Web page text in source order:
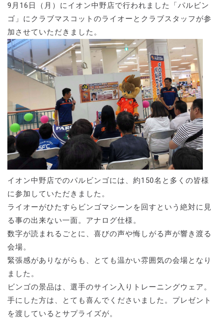
9月16日（月）にイオン中野店で行われました「パルビン
ゴ」にクラブマスコットのライオーとクラブスタッフが参
加させていただきました。
イオン中野店でのパルビンゴには、約150名と多くの皆様
に参加していただきました。
ライオーがひたすらビンゴマシーンを回すという絶対に見
る事の出来ない一面。アナログ仕様。
数字が読まれるごとに、喜びの声や悔しがる声が響き渡る
会場。
緊張感がありながらも、とても温かい雰囲気の会場となり
ました。
ビンゴの景品は、選手のサイン入りトレーニングウェア。
手にした方は、とても喜んでくださいました。プレゼント
を渡しているとサプライズが。